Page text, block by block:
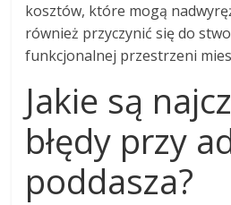
kosztów, które mogą
również przyczynić się do
funkcjonalnej przestrzeni
Jakie są
błędy przy
poddasza?